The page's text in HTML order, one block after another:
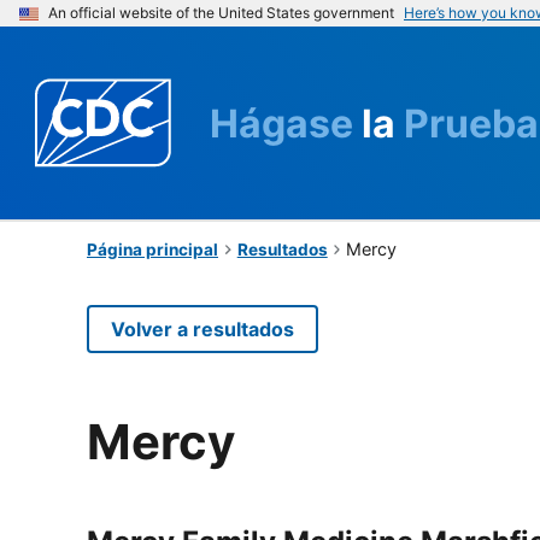
An official website of the United States government Here’s how you
Hágase la Prueba
Página principal Resultados Mercy
Volver a resultados
Mercy